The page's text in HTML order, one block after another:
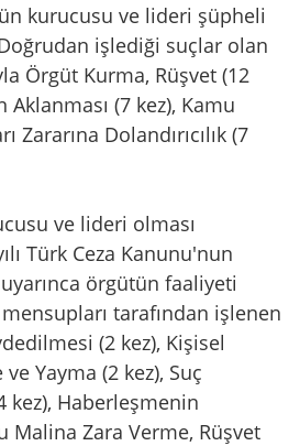
kurucusu ve lideri şüpheli
işlediği suçlar olan
Örgüt Kurma, Rüşvet (12
Aklanması (7 kez), Kamu
Zararına Dolandırıcılık (7
ve lideri olması
Türk Ceza Kanunu'nun
örgütün faaliyeti
tarafından işlenen
(2 kez), Kişisel
Yayma (2 kez), Suç
kez), Haberleşmenin
Malina Zara Verme, Rüşvet